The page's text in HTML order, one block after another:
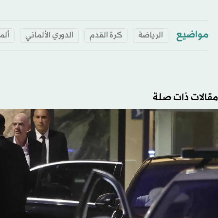
مواضيع الرياضة كرة القدم الدوري الألماني
مقالات ذات صلة